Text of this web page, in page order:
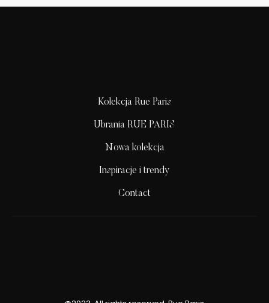
Kolekcja Rue Paris
Ubrania RUE PARIS
Nowa kolekcja
Inspiracje i trendy
Contact